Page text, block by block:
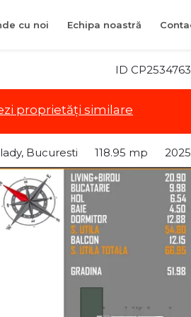
cu noi Echipa noastră
ID CP2534763
proprietăți similare
Bucuresti 118.95 mp 2025